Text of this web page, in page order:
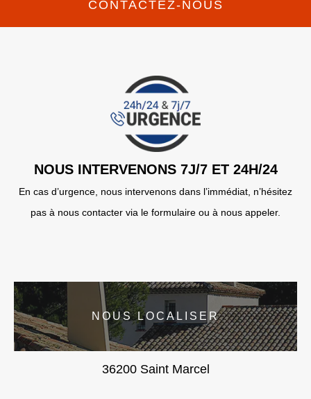
CONTACTEZ-NOUS
NOUS INTERVENONS 7J/7 ET 24H/24
En cas d’urgence, nous intervenons dans l’immédiat, n’hésitez
pas à nous contacter via le formulaire ou à nous appeler.
NOUS LOCALISER
36200 Saint Marcel